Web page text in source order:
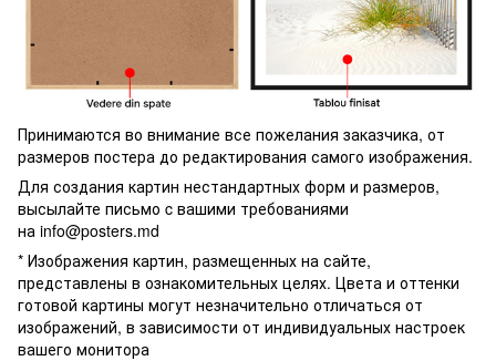
Принимаются во внимание все пожелания заказчика, от
размеров постера до редактирования самого изображения.
Для создания картин нестандартных форм и размеров,
высылайте письмо c вашими требованиями
на info@posters.md
* Изображения картин, размещенных на сайте,
представлены в ознакомительных целях. Цвета и оттенки
готовой картины могут незначительно отличаться от
изображений, в зависимости от индивидуальных настроек
вашего монитора